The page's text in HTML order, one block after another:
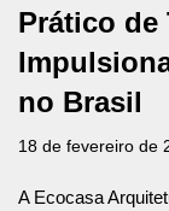
Prático
no Brasil
18 de fevereiro de
A Ecocasa